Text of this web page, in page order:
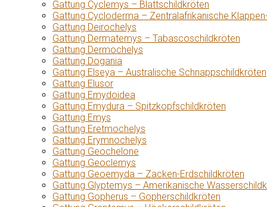
Gattung Cyclemys – Blattschildkröten
Gattung Cycloderma – Zentralafrikanische
Gattung Deirochelys
Gattung Dermatemys – Tabascoschildkröten
Gattung Dermochelys
Gattung Dogania
Gattung Elseya – Australische Schnappschildkröten
Gattung Elusor
Gattung Emydoidea
Gattung Emydura – Spitzkopfschildkröten
Gattung Emys
Gattung Eretmochelys
Gattung Erymnochelys
Gattung Geochelone
Gattung Geoclemys
Gattung Geoemyda – Zacken-Erdschildkröten
Gattung Glyptemys – Amerikanische
Gattung Gopherus – Gopherschildkröten